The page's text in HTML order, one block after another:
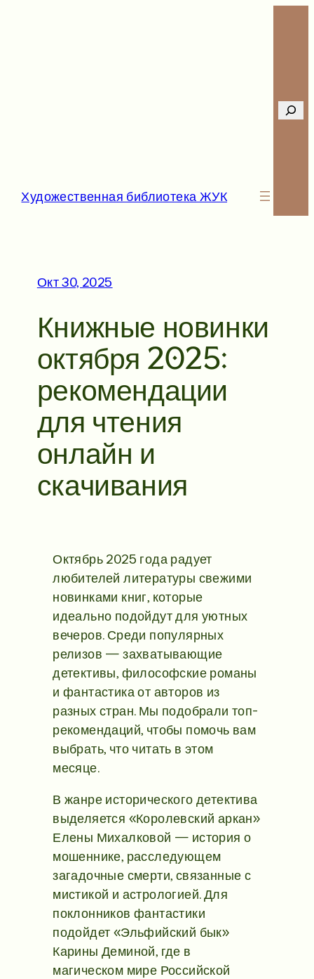
Художественная библиотека ЖУК
Окт 30, 2025
Книжные новинки
октября 2025:
рекомендации
для чтения
онлайн и
скачивания
Октябрь 2025 года радует
любителей литературы свежими
новинками книг, которые
идеально подойдут для уютных
вечеров. Среди популярных
релизов — захватывающие
детективы, философские романы
и фантастика от авторов из
разных стран. Мы подобрали топ-
рекомендаций, чтобы помочь вам
выбрать, что читать в этом
месяце.
В жанре исторического детектива
выделяется «Королевский аркан»
Елены Михалковой — история о
мошеннике, расследующем
загадочные смерти, связанные с
мистикой и астрологией. Для
поклонников фантастики
подойдет «Эльфийский бык»
Карины Деминой, где в
магическом мире Российской